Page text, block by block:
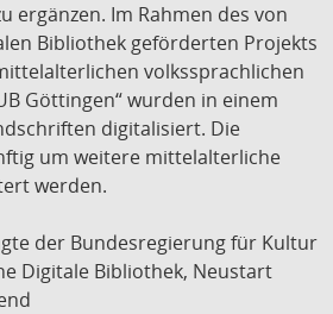
ergänzen. Im Rahmen des von
Bibliothek geförderten Projekts
volkssprachlichen
Göttingen“ wurden in einem
digitalisiert. Die
um weitere mittelalterliche
werden.
der Bundesregierung für Kultur
Digitale Bibliothek, Neustart